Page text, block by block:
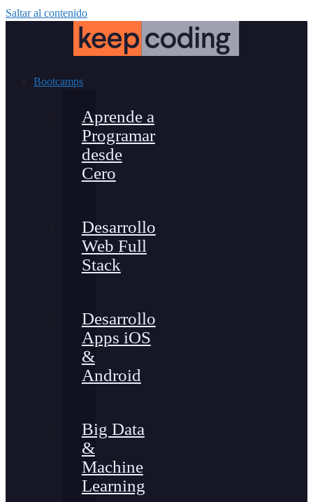
Saltar al contenido
Bootcamps
Aprende a
Programar
desde
Cero
Desarrollo
Web Full
Stack
Desarrollo
Apps iOS
&
Android
Big Data
&
Machine
Learning